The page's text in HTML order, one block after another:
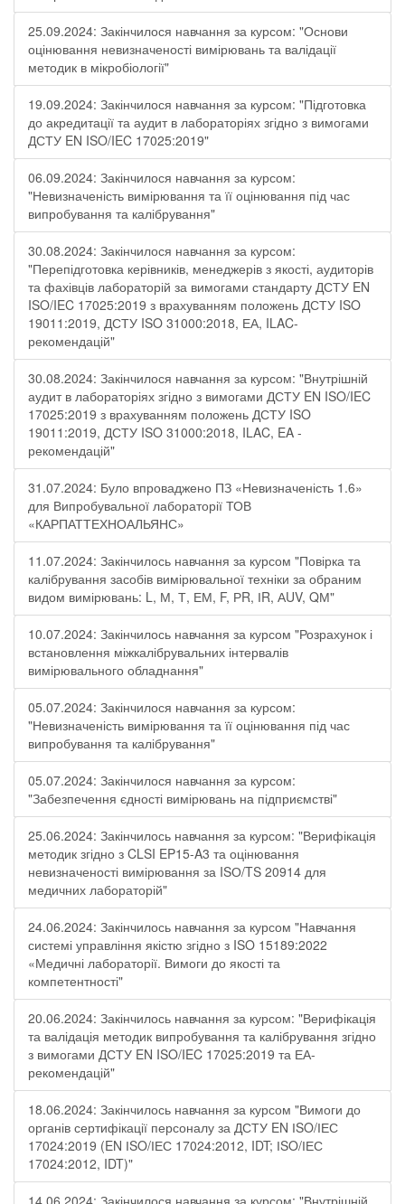
25.09.2024: Закінчилося навчання за курсом: "Основи
оцінювання невизначеності вимірювань та валідації
методик в мікробіології"
19.09.2024: Закінчилося навчання за курсом: "Підготовка
до акредитації та аудит в лабораторіях згідно з вимогами
ДСТУ EN ISO/IEC 17025:2019"
06.09.2024: Закінчилося навчання за курсом:
"Невизначеність вимірювання та її оцінювання під час
випробування та калібрування"
30.08.2024: Закінчилося навчання за курсом:
"Перепідготовка керівників, менеджерів з якості, аудиторів
та фахівців лабораторій за вимогами стандарту ДСТУ EN
ISO/IEC 17025:2019 з врахуванням положень ДСТУ ISO
19011:2019, ДСТУ ISO 31000:2018, ЕА, ILAC-
рекомендацій"
30.08.2024: Закінчилося навчання за курсом: "Внутрішній
аудит в лабораторіях згідно з вимогами ДСТУ EN ISO/IEC
17025:2019 з врахуванням положень ДСТУ ISO
19011:2019, ДСТУ ISO 31000:2018, ILAC, EA -
рекомендацій"
31.07.2024: Було впроваджено ПЗ «Невизначеність 1.6»
для Випробувальної лабораторії ТОВ
«КАРПАТТЕХНОАЛЬЯНС»
11.07.2024: Закінчилось навчання за курсом "Повірка та
калібрування засобів вимірювальної техніки за обраним
видом вимірювань: L, М, Т, ЕМ, F, РR, ІR, АUV, QМ"
10.07.2024: Закінчилось навчання за курсом "Розрахунок і
встановлення міжкалібрувальних інтервалів
вимірювального обладнання"
05.07.2024: Закінчилося навчання за курсом:
"Невизначеність вимірювання та її оцінювання під час
випробування та калібрування"
05.07.2024: Закінчилося навчання за курсом:
"Забезпечення єдності вимірювань на підприємстві"
25.06.2024: Закінчилось навчання за курсом: "Верифікація
методик згідно з CLSI EP15-A3 та оцінювання
невизначеності вимірювання за ISО/TS 20914 для
медичних лабораторій"
24.06.2024: Закінчилось навчання за курсом "Навчання
системі управління якістю згідно з ISO 15189:2022
«Медичні лабораторії. Вимоги до якості та
компетентності"
20.06.2024: Закінчилось навчання за курсом: "Верифікація
та валідація методик випробування та калібрування згідно
з вимогами ДСТУ EN ISO/IEC 17025:2019 та ЕА-
рекомендацій"
18.06.2024: Закінчилось навчання за курсом "Вимоги до
органів сертифікації персоналу за ДСТУ EN ІSO/ІЕС
17024:2019 (EN ІSO/ІЕС 17024:2012, IDT; ІSO/ІЕС
17024:2012, IDT)"
14.06.2024: Закінчилося навчання за курсом: "Внутрішній